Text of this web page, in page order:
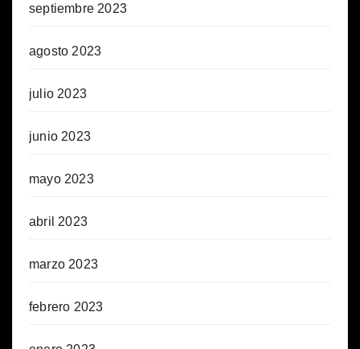
septiembre 2023
agosto 2023
julio 2023
junio 2023
mayo 2023
abril 2023
marzo 2023
febrero 2023